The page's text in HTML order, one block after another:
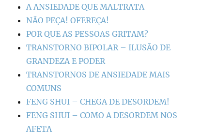
A ANSIEDADE QUE MALTRATA
NÃO PEÇA! OFEREÇA!
POR QUE AS PESSOAS GRITAM?
TRANSTORNO BIPOLAR – ILUSÃO DE
GRANDEZA E PODER
TRANSTORNOS DE ANSIEDADE MAIS
COMUNS
FENG SHUI – CHEGA DE DESORDEM!
FENG SHUI – COMO A DESORDEM NOS
AFETA